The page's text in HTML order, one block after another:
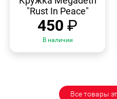
"Rust In Peace"
450 ₽
В наличии
Все товары